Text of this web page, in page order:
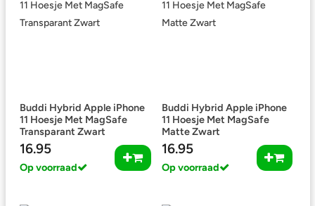
Buddi Hybrid Apple iPhone
11 Hoesje Met MagSafe
Transparant Zwart
16.95
Op voorraad
Buddi Hybrid Apple iPhone
11 Hoesje Met MagSafe
Matte Zwart
16.95
Op voorraad